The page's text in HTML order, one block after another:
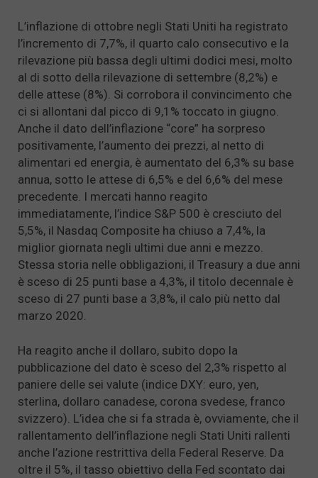
L’inflazione di ottobre negli Stati Uniti ha registrato
l’incremento di 7,7%, il quarto calo consecutivo e la
rilevazione più bassa degli ultimi dodici mesi, molto
al di sotto della rilevazione di settembre (8,2%) e
delle attese (8%). Si corrobora il convincimento che
ci si allontani dal picco di 9,1% toccato in giugno.
Anche il dato dell’inflazione “core” ha sorpreso
positivamente, l’aumento dei prezzi, al netto di
alimentari ed energia, è aumentato del 6,3% su base
annua, sotto le attese di 6,5% e del 6,6% del mese
precedente. I mercati hanno reagito
immediatamente, l’indice S&P 500 è cresciuto del
5,5%, il Nasdaq Composite ha chiuso a 7,4%, la
miglior giornata negli ultimi due anni e mezzo.
Stessa storia nelle obbligazioni, il Treasury a due anni
è sceso di 25 punti base a 4,3%, il titolo decennale è
sceso di 27 punti base a 3,8%, il calo più netto dal
marzo 2020.
Ha reagito anche il dollaro, subito dopo la
pubblicazione del dato è sceso del 2,3% rispetto al
paniere delle sei valute (indice DXY: euro, yen,
sterlina, dollaro canadese, corona svedese, franco
svizzero). L’idea che si fa strada è, ovviamente, che il
rallentamento dell’inflazione negli Stati Uniti rallenti
anche l’azione restrittiva della Federal Reserve. Da
oltre il 5%, il tasso obiettivo della Fed scontato dai